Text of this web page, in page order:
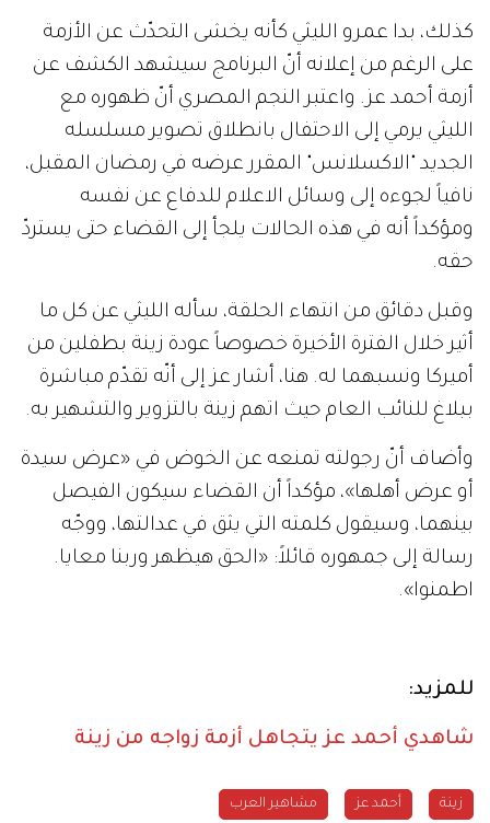
كذلك، بدا عمرو الليثي كأنه يخشى التحدّث عن الأزمة
على الرغم من إعلانه أنّ البرنامج سيشهد الكشف عن
أزمة أحمد عز. واعتبر النجم المصري أنّ ظهوره مع
الليثي يرمي إلى الاحتفال بانطلاق تصوير مسلسله
الجديد "الاكسلانس" المقرر عرضه في رمضان المقبل،
نافياً لجوءه إلى وسائل الاعلام للدفاع عن نفسه
ومؤكداً أنه في هذه الحالات يلجأ إلى القضاء حتى يستردّ
حقه.
وقبل دقائق من انتهاء الحلقة، سأله الليثي عن كل ما
أثير خلال الفترة الأخيرة خصوصاً عودة زينة بطفلين من
أميركا ونسبهما له. هنا، أشار عز إلى أنّه تقدّم مباشرة
ببلاغ للنائب العام حيث اتهم زينة بالتزوير والتشهير به.
وأضاف أنّ رجولته تمنعه عن الخوض في «عرض سيدة
أو عرض أهلها»، مؤكداً أن القضاء سيكون الفيصل
بينهما، وسيقول كلمته التي يثق في عدالتها، ووجّه
رسالة إلى جمهوره قائلاً: «الحق هيظهر وربنا معايا.
اطمنوا».
للمزيد:
شاهدي أحمد عز يتجاهل أزمة زواجه من زينة
زينة أحمد عز مشاهير العرب